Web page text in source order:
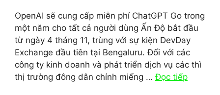
OpenAI sẽ cung cấp miễn phí ChatGPT Go trong
một năm cho tất cả người dùng Ấn Độ bắt đầu
từ ngày 4 tháng 11, trùng với sự kiện DevDay
Exchange đầu tiên tại Bengaluru. Đối với các
công ty kinh doanh và phát triển dịch vụ các thì
thị trường đông dân chính miếng …Đọc tiếp